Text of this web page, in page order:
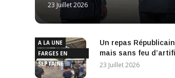
23 Juillet 2026
A LA UNE
FARGES EN
SEPTAINE
Un repas
mais sans feu
23 Juillet 2026